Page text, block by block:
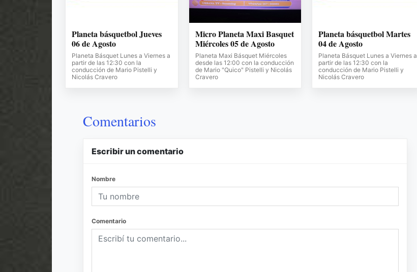
Planeta básquetbol Jueves
06 de Agosto
Planeta Básquet Lunes a Viernes a
partir de las 12:30 con la
conducción de Mario Pistelli y
Nicolás Cravero
Micro Planeta Maxi Basquet
Miércoles 05 de Agosto
Planeta Maxi Básquet Miércoles
desde las 12:00 con la conducción
de Mario "Quico" Pistelli y Nicolás
Cravero
Planeta básquetbol Martes
04 de Agosto
Planeta Básquet Lunes a Viernes a
partir de las 12:30 con la
conducción de Mario Pistelli y
Nicolás Cravero
Comentarios
Escribir un comentario
Nombre
Comentario